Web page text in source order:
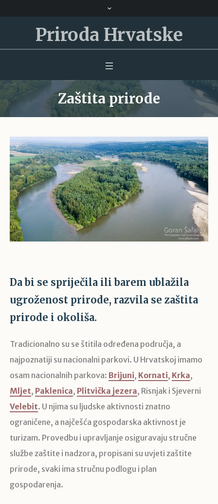
Priroda Hrvatske
Zaštita prirode
Da bi se spriječila ili barem ublažila
ugroženost prirode, razvila se zaštita
prirode i okoliša.
Tradicionalno su se štitila određena područja, a
najpoznatiji su nacionalni parkovi. U Hrvatskoj imamo
osam nacionalnih parkova: Brijuni, Kornati, Krka,
Mljet, Paklenica, Plitvička jezera, Risnjak i Sjeverni
Velebit. U njima su ljudske aktivnosti znatno
ograničene, a najčešća gospodarska aktivnost je
turizam. Provedbu i upravljanje osiguravaju stručne
službe zaštite i nadzora, propisani su uvjeti zaštite
prirode, svaki ima stručnu podlogu i plan
gospodarenja.